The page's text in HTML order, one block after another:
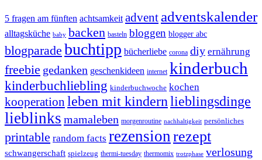
5 fragen am fünften achtsamkeit advent adventskalender
alltagsküche baby backen basteln bloggen blogger abc
blogparade buchtipp bücherliebe corona diy ernährung
freebie gedanken geschenkideen internet kinderbuch
kinderbuchliebling kinderbuchwoche kochen
kooperation leben mit kindernlieblingsdinge
lieblinks mamaleben morgenroutine nachhaltigkeit persönliches
printable random facts rezensionrezept
schwangerschaft spielzeug thermi-tuesday thermomix trotzphase verlosung